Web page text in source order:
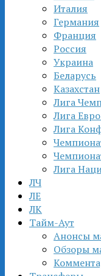
Италия
Германия
Франция
Россия
Украина
Беларусь
Казахстан
Лига
Лига
Лига
Лига
ЛЧ
ЛЕ
ЛК
Тайм-Аут
Анонсы
Обзоры